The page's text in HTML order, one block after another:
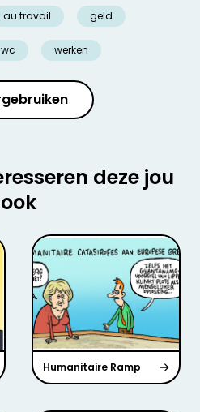
au travail geld
wc werken
deze jou
ook
Humanitaire Ramp